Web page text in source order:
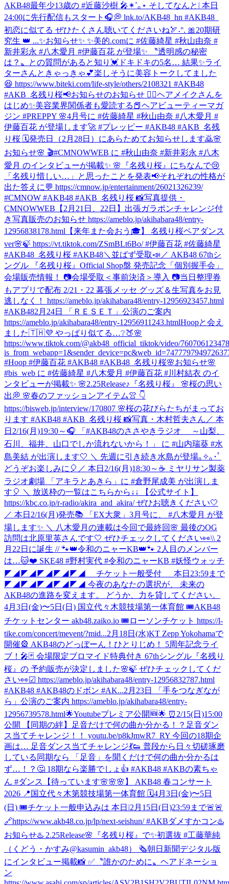
AKB48最年少13歳の #近藤沙樹 🎤✴︎˚｡⋆ そしてなんと❕ 本日
24:00に先行配信もスタート🎧💭 lnk.to/AKB48_hn #AKB48_
初恋に似てる ぜひたくさん聴いてくださいね🏹˖°. 🎀20期研
究生 👑 ...✨お知らせ✨ ✨美的.comに #佐藤綺星 #秋山由奈 #
新井彩永 #八木愛月 #伊藤百花 が登場✨ 〝透明感の秘密
は？〟との質問があると知り💓ドキドキの5名… 結果✨ライ
ターさんときゃっきゃ💕楽しそうに美容トークしてました
😆 https://www.biteki.com/life-style/others/2108321 #AKB48
#AKB_名残り桜📢お知らせのお知らせ 💆‍♀️ヘアメイクさんを
はじめ✨美容業界関係者も愛読する📕ヘアビューティーマガ
ジン #PREPPY 🌸4月号に #佐藤綺星 #秋山由奈 #八木愛月 #
伊藤百花 が登場します🚀 #プレッピー #AKB48 #AKB_名残
り桜 🗓発売日（2月28日）にあらためてお知らせします🙇🌸
お知らせ🌸 🎬#CMNOWWEB に #秋山由奈 #新井彩永 #八木
愛月 のインタビューが掲載✨ 🌸『名残り桜』にちなんで😢
「名残り惜しい…」と思ったことを発表📢それぞれの性格が
出た答えに💬 https://cmnow.jp/entertainment/26021326239/
#CMNOW #AKB48 #AKB_名残り桜 📸写真提供・
CMNOWWEB 【2月21日、22日】出張ガラポンチャレンジ付
き写真販売のお知らせ https://ameblo.jp/akihabara48/entry-
12956838178.html 【来年また会おう🎓】 名残り桜ペアダンス
ver🌸🍃 https://vt.tiktok.com/ZSmBLt6Bo/ #伊藤百花 #佐藤綺星
#AKB48_名残り桜 #AKB48＼並ばず受取📣／ AKB48 67thシ
ングル 『名残り桜』Official Shop盤 発売記念「個別握手会」
会場販売情報！ 📷会場受取＜事前決済＞導入 📷当日整理券
もアプリで配布 2/21・22 幕張メッセ グッズ＆生写真をお見
逃しなく！ https://ameblo.jp/akihabara48/entry-12956923457.html
#AKB482月24日 「ＲＥＳＥＴ」公演のご案内
https://ameblo.jp/akihabara48/entry-12956911243.htmlHoopと会え
ました🇹🇭💜 やっぱり似てる…❔🍑🌸
https://www.tiktok.com/@akb48_official_tiktok/video/
#Hoop #伊藤百花 #AKB48 #AKB48_名残り桜🌸お知らせ🌸
#bis_web に #佐藤綺星 #八木愛月 #伊藤百花 #川村結衣 のイ
ンタビューが掲載✨ 🌸2.25Release♪『名残り桜』 🌸桜の思い
出💭 🌸春のファッションアイテム👚 👇
https://bisweb.jp/interview/170807 🌸桜の花びらたちがまってお
ります #AKB48 #AKB_名残り桜 📸写真・木村哲夫さん ／ 本
日2/16(月)19:30～🎧 「#AKB48のささやきラジオ ～山梨、
石川、福井、山口でしか流れないから！」 に #山内瑞葵 #水
島美結 が出演します🤍 ＼ 先週に引き続き水島が登場｡✧｡･ﾟ
どうぞお楽しみに🎈 ／ 本日2/16(月)18:30～☕ ミヤリサン製薬
ラジオ劇場 「アキラとあきら」に #倉野尾成美 が出演しま
す🎈 ＼ 放送枠の一覧はこちらから↓↓ 【公式サイト】
https://kbc.co.jp/r-radio/akira_and_akira/ ぜひお聴きください🤍
／ 本日2/16(月)発売📚 「EX大衆」3月号に、 #八木愛月 が登
場します✨ ＼ 八木愛月の連載は今回で最終回🌸 最後のOG
訪問は北原里英さんです🤍 ぜひチェックしてください👀\\ 2
月22日に誕生 // 🐾👑令和のニャーKB👑🐾 2人目のメンバー
は…🐱❤️ SKE48 #野村実代 #令和のニャーKB #妖怪ウォッチ
◤◢◤◢◤◢◤◢◤◢ チケット一般受付 本日23:59まで
◤◢◤◢◤◢◤◢◤◢ 今夜のあなたの選択が、 未来の
AKB48の進路を変えます。 どうか、力を貸してください。
4月3日(金)〜5日(日) 国立代々木競技場第一体育館 🎟AKB48
チケットセンター akb48.zaiko.io 🎟ローソンチケット https://l-
tike.com/concert/mevent/?mid...2月18日(水)KT Zepp Yokohamaで
開催🎡 AKB48のどっぼーん！ひとりじめ！ 5周年記念ライ
ブ！🎤🃏 会場限定ブロマイド特典付き 67thシングル『名残り
桜』の 予約販売が決定しました🌸🍃 ぜひチェックしてくだ
さい👀☑︎ https://ameblo.jp/akihabara48/entry-12956832787.html
#AKB48 #AKB48のドボン #AK...2月23日 「手をつなぎなが
ら」公演のご案内 https://ameblo.jp/akihabara48/entry-
12956739578.html🌟Youtubeプレミア公開🆕🌟 ⏰2/15(日)15:00
公開 【同期の絆】足音だけで何の曲か分かる！？足音ダン
ス当てチャレンジ！！ youtu.be/p8kJmwR7_RY 今回の18期企
画は… 足音ダンス当てチャレンジ💃👟 普段から日々切磋琢磨
している同期なら 「足音」を聞くだけで何の曲か分かるは
ず…！？🤔 18期なら楽勝でしょ👍 #AKB48 #AKBの素ちゃ
ん #ダンス
【待っています🌸🌸🌸】 AKB48 春コンサート
2026 📍国立代々木第競技場第一体育館 🗓️4月3日(金)〜5日
(日) 🎟️チケット一般申込みは 本日❕2月15日(日)23:59まで🚨🚨
🔗https://www.akb48.co.jp/lp/next-seishun/ #AKBダメすかコン♨️
お知らせ♨️ 2.25Release🌸『名残り桜』で✨初選抜 #工藤華純
（くどう・かすみ@kasumin_akb48） 🗞朝日新聞デジタル版
にインタビュー掲載📸 ✅〝誰かのために〟ヘアドネーショ
ン